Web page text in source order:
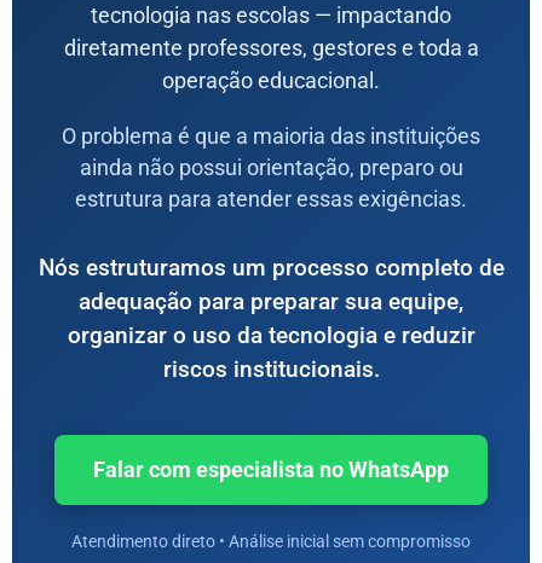
tecnologia nas escolas — impactando
diretamente professores, gestores e toda a
operação educacional.
O problema é que a maioria das instituições
ainda não possui orientação, preparo ou
estrutura para atender essas exigências.
Nós estruturamos um processo completo de
adequação para preparar sua equipe,
organizar o uso da tecnologia e reduzir
riscos institucionais.
Falar com especialista no WhatsApp
Atendimento direto • Análise inicial sem compromisso